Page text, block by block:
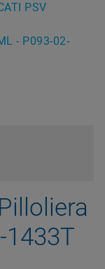
PSV
- P093-02-